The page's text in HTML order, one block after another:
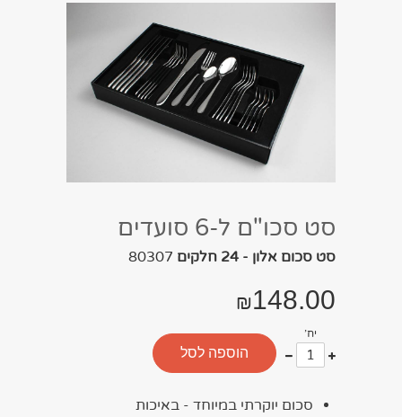
סט סכו"ם ל-6 סועדים
סט סכום אלון - 24 חלקים 80307
₪148.00
יח'
עוד
אחד
פחות
אחד
הוספה לסל
סכום יוקרתי במיוחד - באיכות